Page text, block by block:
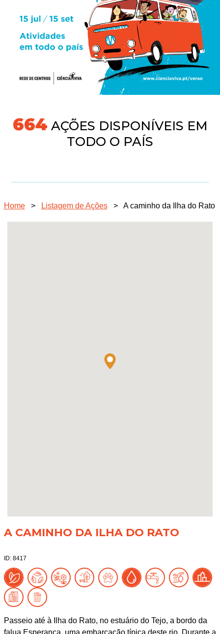
718AÇÕES DISPONÍVEIS EM
TODO O PAÍS
Home > Listagem de Ações > A caminho da Ilha do Rato
A CAMINHO DA ILHA DO RATO
ID: 8417
Passeio até à Ilha do Rato, no estuário do Tejo, a bordo da
falua Esperança, uma embarcação típica deste rio. Durante a